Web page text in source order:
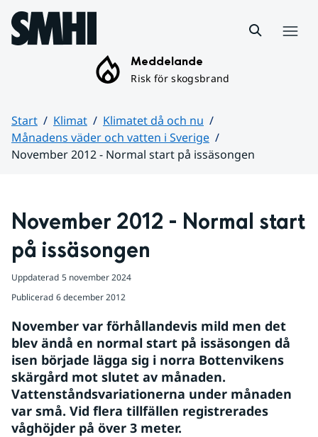
Hoppa till sidans innehåll
Meddelande
Risk för skogsbrand
Start Klimat
Klimatet då och nu
Månadens väder och vatten i Sverige
November 2012 - Normal start på issäsongen
November 2012 - Normal start
på issäsongen
Uppdaterad 5 november 2024
Publicerad 6 december 2012
November var förhållandevis mild men det
blev ändå en normal start på issäsongen då
isen började lägga sig i norra Bottenvikens
skärgård mot slutet av månaden.
Vattenståndsvariationerna under månaden
var små. Vid flera tillfällen registrerades
våghöjder på över 3 meter.